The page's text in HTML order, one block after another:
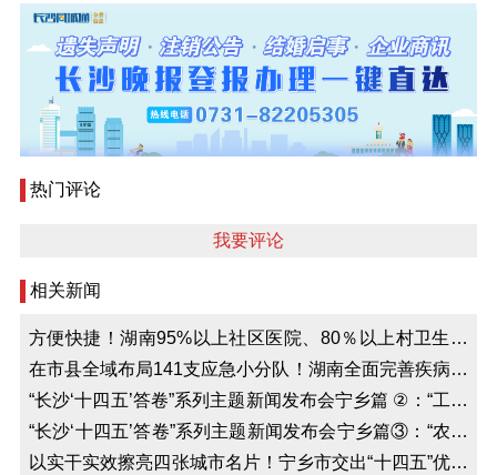
热门评论
我要评论
相关新闻
方便快捷！湖南95%以上社区医院、80％以上村卫生室
可提供中医药服务
在市县全域布局141支应急小分队！湖南全面完善疾病防
控体系
“长沙‘十四五’答卷”系列主题新闻发布会宁乡篇 ②：“工业
强市”势头更劲
“长沙‘十四五’答卷”系列主题新闻发布会宁乡篇③：“农业
大市”担当更实
以实干实效擦亮四张城市名片！宁乡市交出“十四五”优异